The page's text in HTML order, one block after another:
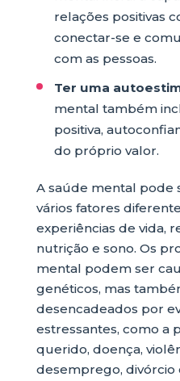
relações positivas
conectar-se e
com as pessoas.
Ter uma
mental também
positiva,
do próprio valor.
A saúde mental pode
vários fatores
experiências de vida,
nutrição e sono. Os
mental podem ser
genéticos, mas
desencadeados por
estressantes, como a
querido, doença,
desemprego, divórcio